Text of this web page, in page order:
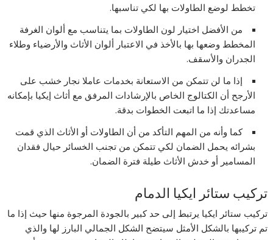
تخطط لوضع الطاولات بها لكي تناسبها.
من الأفضل اختيار لون الطاولات بما يتناسب مع ألوان الغرفة
المخطط وضعها بها بالأخذ في الاعتبار ألوان الأثاث والأرضياء وطلاء
الجدران والأسقف.
إذا ما لن تتمكن من الاستعانة بخدمات عاملا نجار خشب على
الأرجح أن الكتالوج الخاص بالإرشادات المرفق مع أثاث إيكيا بإمكانه
مساعدتك إذا ما اتبعت الخطوات بدقة.
كما وأنه من المهم التأكد من أن الطاولات أو الأثاث الذي قمت
بشرائه يحمل الضمان لكي تتمكن من تجنب الخسائر حيال فقدان
المسامير أو خدش الأثاث طيلة فترة الضمان.
تركيب ستائر ايكيا الدمام
تركيب ستائر ايكيا يرتبط إلى حد كبير بالجودة المرجوة منها حيث إذا ما
تم تركيبها بالشكل الأمثل سيتضح الشكل الجمالي البارز لها والذي